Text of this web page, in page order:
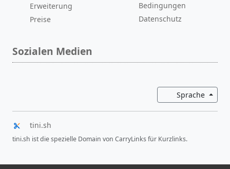
Erweiterung
Preise
Bedingungen
Datenschutz
Sozialen Medien
Sprache
tini.sh
tini.sh ist die spezielle Domain von CarryLinks für Kurzlinks.